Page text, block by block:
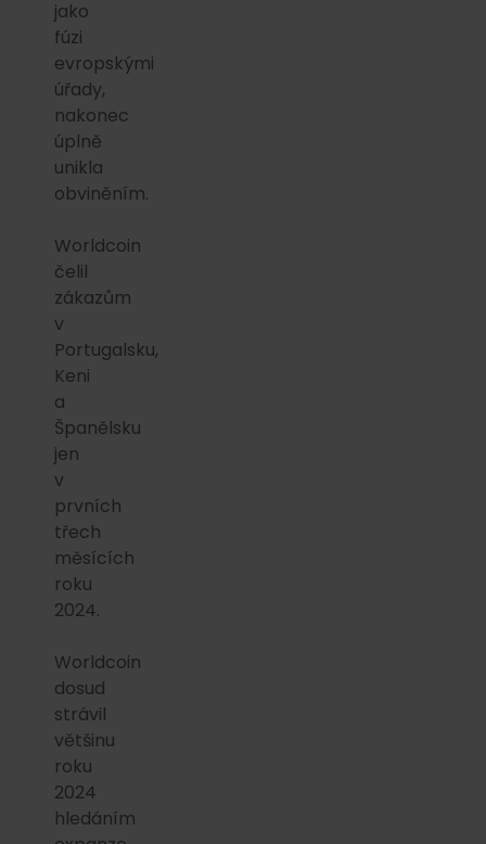
jako
fúzi
evropskými
úřady,
nakonec
úplně
unikla
obviněním.
Worldcoin
čelil
zákazům
v
Portugalsku,
Keni
a
Španělsku
jen
v
prvních
třech
měsících
roku
2024.
Worldcoin
dosud
strávil
většinu
roku
2024
hledáním